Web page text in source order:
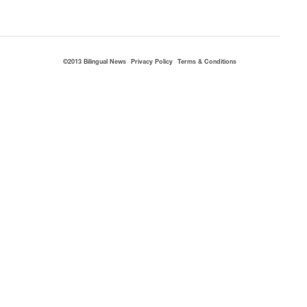
©2013 Bilingual News Privacy Policy Terms & Conditions